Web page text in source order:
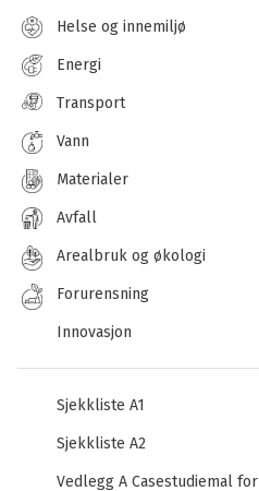
Helse og innemiljø
Energi
Transport
Vann
Materialer
Avfall
Arealbruk og økologi
Forurensning
Innovasjon
Sjekkliste A1
Sjekkliste A2
Vedlegg A Casestudiemal for